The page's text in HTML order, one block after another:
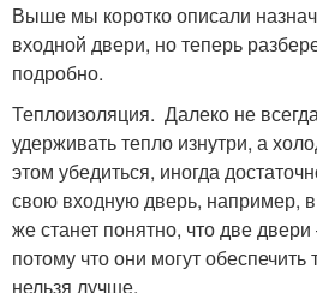
Выше мы коротко описали
входной двери, но теперь
подробно.
Теплоизоляция. Далеко не
удерживать тепло изнутри, а
этом убедиться, иногда
свою входную дверь, например,
же станет понятно, что две
потому что они могут
нельзя лучше.